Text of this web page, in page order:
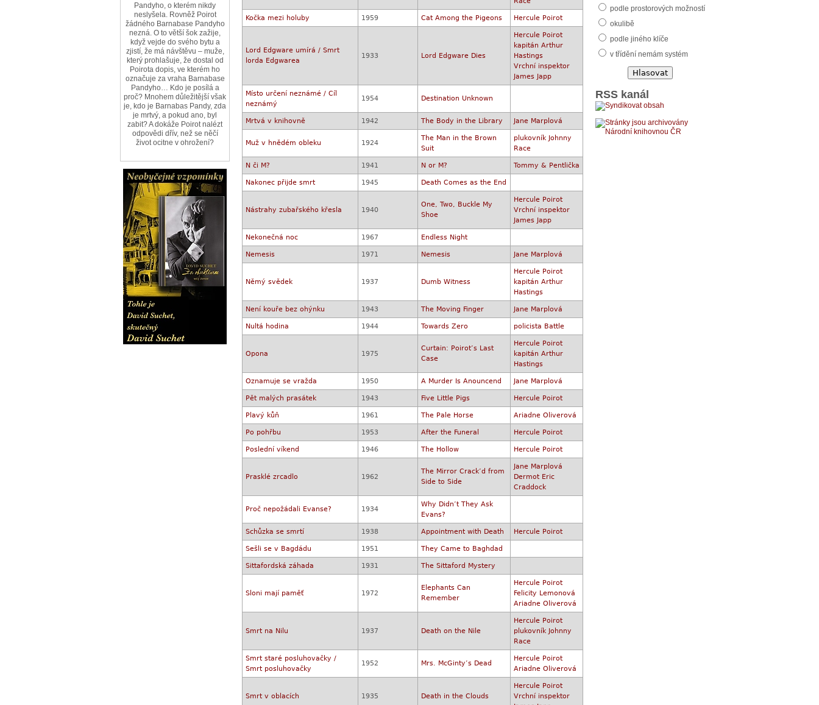
Kočka mezi holuby 1959 Cat Among the Pigeons Hercule Poirot
Lord Edgware umírá / Smrt
lorda Edgwarea
1933 Lord Edgware Dies
Hercule Poirot
kapitán Arthur
Hastings
Vrchní inspektor
James Japp
Místo určení neznámé / Cíl
neznámý
1954 Destination Unknown
Mrtvá v knihovně 1942 The Body in the Library Jane Marplová
Muž v hnědém obleku 1924
The Man in the Brown
Suit
plukovník Johnny
Race
N či M? 1941 N or M? Tommy & Pentlička
Nakonec přijde smrt 1945 Death Comes as the End
Nástrahy zubařského křesla 1940
One, Two, Buckle My
Shoe
Hercule Poirot
Vrchní inspektor
James Japp
Nekonečná noc 1967 Endless Night
Nemesis 1971 Nemesis Jane Marplová
Němý svědek 1937 Dumb Witness
Hercule Poirot
kapitán Arthur
Hastings
Není kouře bez ohýnku 1943 The Moving Finger Jane Marplová
Nultá hodina 1944 Towards Zero policista Battle
Opona 1975
Curtain: Poirot’s Last
Case
Hercule Poirot
kapitán Arthur
Hastings
Oznamuje se vražda 1950 A Murder Is Anouncend Jane Marplová
Pět malých prasátek 1943 Five Little Pigs Hercule Poirot
Plavý kůň 1961 The Pale Horse Ariadne Oliverová
Po pohřbu 1953 After the Funeral Hercule Poirot
Poslední víkend 1946 The Hollow Hercule Poirot
Prasklé zrcadlo 1962
The Mirror Crack’d from
Side to Side
Jane Marplová
Dermot Eric
Craddock
Proč nepožádali Evanse? 1934
Why Didn’t They Ask
Evans?
Schůzka se smrtí 1938 Appointment with Death Hercule Poirot
Sešli se v Bagdádu 1951 They Came to Baghdad
Sittafordská záhada 1931 The Sittaford Mystery
Sloni mají paměť 1972
Elephants Can
Remember
Hercule Poirot
Felicity Lemonová
Ariadne Oliverová
Smrt na Nilu 1937 Death on the Nile
Hercule Poirot
plukovník Johnny
Race
Smrt staré posluhovačky /
Smrt posluhovačky
1952 Mrs. McGinty’s Dead
Hercule Poirot
Ariadne Oliverová
Smrt v oblacích 1935 Death in the Clouds
Hercule Poirot
Vrchní inspektor
Pandyho, o kterém nikdy
neslyšela. Rovněž Poirot
žádného Barnabase Pandyho
nezná. O to větší šok zažije,
když vejde do svého bytu a
zjistí, že má návštěvu – muže,
který prohlašuje, že dostal od
Poirota dopis, ve kterém ho
označuje za vraha Barnabase
Pandyho… Kdo je posílá a
proč? Mnohem důležitější však
je, kdo je Barnabas Pandy, zda
je mrtvý, a pokud ano, byl
zabit? A dokáže Poirot nalézt
odpovědi dřív, než se něčí
život ocitne v ohrožení?
podle prostorových možností
okulibě
podle jiného klíče
v třídění nemám systém
RSS kanál